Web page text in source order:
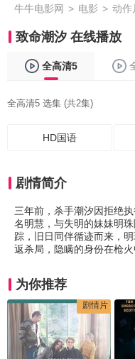
牛牛电影网 > 电影 > 动作
致命潮汐 在线播放
全高清5
全高清5 选集 (共2集)
HD国语
剧情简介
三年前，杀手潮汐因拒绝
名明慧，与失明的妹妹明
踪，旧日同伴循迹而来，
返杀局，隐瞒的身份在枪火
为你推荐
剧情片